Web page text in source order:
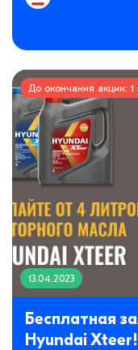
До окончания акции: 1
13.04.2023
Бесплатная
Hyundai Xteer!